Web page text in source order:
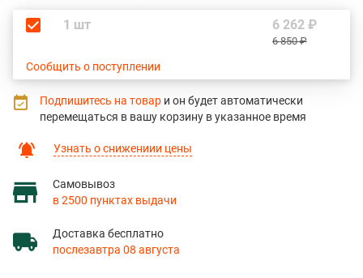
1 шт 6 262 ₽
6 850 ₽
Сообщить о поступлении
Узнать о снижениии цены
Самовывоз
в 2500 пунктах выдачи
Доставка бесплатно
послезавтра 08 августа
Подпишитесь на товар и он будет автоматически
перемещаться в вашу корзину в указанное время